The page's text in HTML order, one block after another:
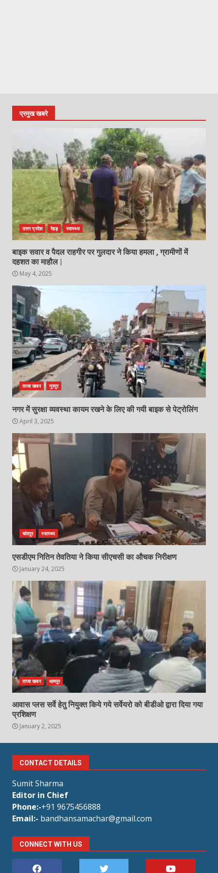
प्रमुख खबरे
उत्तर प्रदेश रेहड़ स्वास्थ्य
बाइक सवार व पैदल राहगीर पर गुलदार ने किया हमला , ग्रामीणों में
दहशत का माहौल |
May 4, 2025
ताजा खबर नूरपुर
नगर में सुरक्षा व्यवस्था कायम रखने के लिए की गयी बाइक से पेट्रोलिंग
April 3, 2025
चांदपुर स्वास्थ्य
एसडीएम नितिन तेवतिया ने किया सीएचसी का औचक निरीक्षण
January 24, 2025
ताजा खबर धामपुर
आवास प्लस सर्वे हेतु नियुक्त किये गये सर्वेयरो को बीडीओ द्वारा दिया गया
प्रशिक्षण
January 2, 2025
CONTACT DETAILS
Sumit Sharma
Editor in Chief
Phone:-+91 9675456888
Email:- bandhansamachar@gmail.com
CONNECT WITH US